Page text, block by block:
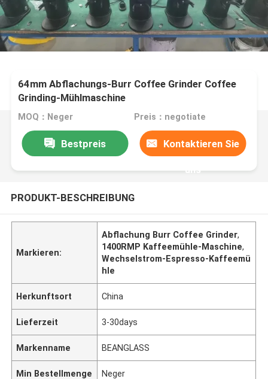
64mm Abflachungs-Burr Coffee Grinder Coffee
Grinding-Mühlmaschine
MOQ：Neger Preis：negotiate
Bestpreis Kontaktieren Sie
uns
PRODUKT-BESCHREIBUNG
Markieren:
Abflachung Burr Coffee Grinder,
1400RMP Kaffeemühle-Maschine,
Wechselstrom-Espresso-Kaffeemü
hle
Herkunftsort China
Lieferzeit 3-30days
Markenname BEANGLASS
Min Bestellmenge Neger